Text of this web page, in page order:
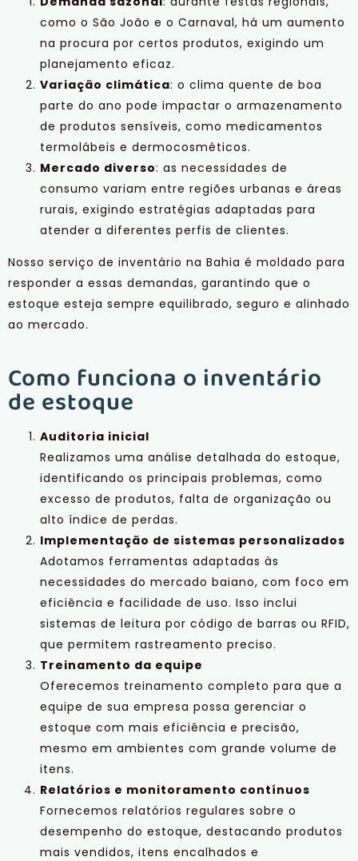
como o São João e o Carnaval, há um aumento
na procura por certos produtos, exigindo um
planejamento eficaz.
Variação climática: o clima quente de boa
parte do ano pode impactar o armazenamento
de produtos sensíveis, como medicamentos
termolábeis e dermocosméticos.
Mercado diverso: as necessidades de
consumo variam entre regiões urbanas e áreas
rurais, exigindo estratégias adaptadas para
atender a diferentes perfis de clientes.
Nosso serviço de inventário na Bahia é moldado para
responder a essas demandas, garantindo que o
estoque esteja sempre equilibrado, seguro e alinhado
ao mercado.
Como funciona o inventário
de estoque
Auditoria inicial
Realizamos uma análise detalhada do estoque,
identificando os principais problemas, como
excesso de produtos, falta de organização ou
alto índice de perdas.
Implementação de sistemas personalizados
Adotamos ferramentas adaptadas às
necessidades do mercado baiano, com foco em
eficiência e facilidade de uso. Isso inclui
sistemas de leitura por código de barras ou RFID,
que permitem rastreamento preciso.
Treinamento da equipe
Oferecemos treinamento completo para que a
equipe de sua empresa possa gerenciar o
estoque com mais eficiência e precisão,
mesmo em ambientes com grande volume de
itens.
Relatórios e monitoramento contínuos
Fornecemos relatórios regulares sobre o
desempenho do estoque, destacando produtos
mais vendidos, itens encalhados e